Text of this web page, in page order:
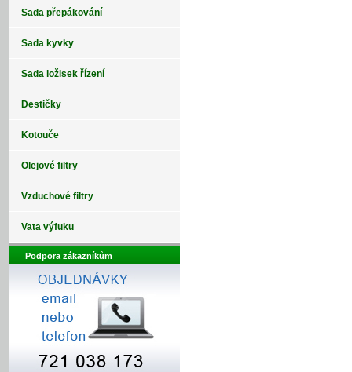
Sada přepákování
Sada kyvky
Sada ložisek řízení
Destičky
Kotouče
Olejové filtry
Vzduchové filtry
Vata výfuku
Podpora zákazníkům